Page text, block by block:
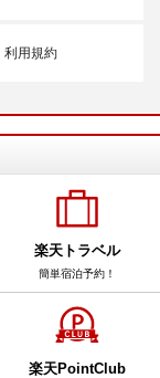
利用規約
楽天トラベル
簡単宿泊予約！
楽天PointClub